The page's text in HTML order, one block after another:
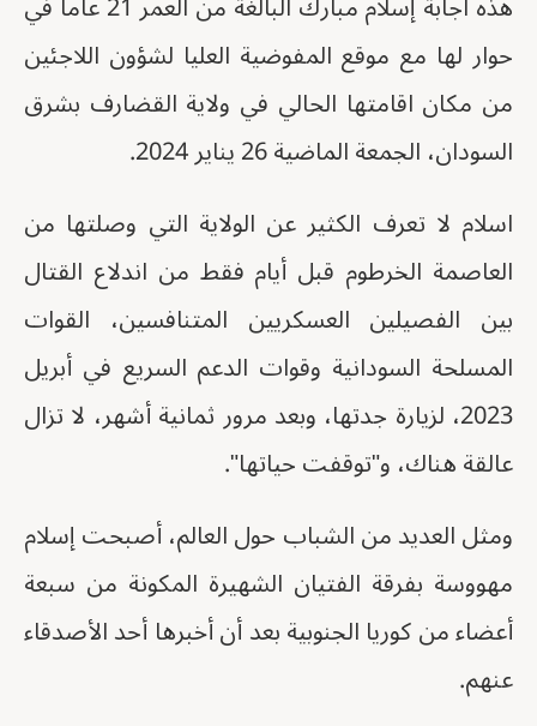
حوار لها مع موقع المفوضية العليا لشؤون اللاجئين
من مكان اقامتها الحالي في ولاية القضارف بشرق
السودان، الجمعة الماضية 26 يناير 2024.
اسلام لا تعرف الكثير عن الولاية التي وصلتها من
العاصمة الخرطوم قبل أيام فقط من اندلاع القتال
بين الفصيلين العسكريين المتنافسين، القوات
المسلحة السودانية وقوات الدعم السريع في أبريل
2023، لزيارة جدتها، وبعد مرور ثمانية أشهر، لا تزال
عالقة هناك، و"توقفت حياتها".
ومثل العديد من الشباب حول العالم، أصبحت إسلام
مهووسة بفرقة الفتيان الشهيرة المكونة من سبعة
أعضاء من كوريا الجنوبية بعد أن أخبرها أحد الأصدقاء
عنهم.